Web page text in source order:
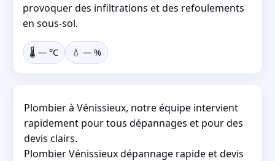
provoquer des infiltrations et des refoulements
en sous-sol.
🌡️ — °C 💧 — %
Plombier à Vénissieux, notre équipe intervient
rapidement pour tous dépannages et pour des
devis clairs.
Plombier Vénissieux dépannage rapide et devis